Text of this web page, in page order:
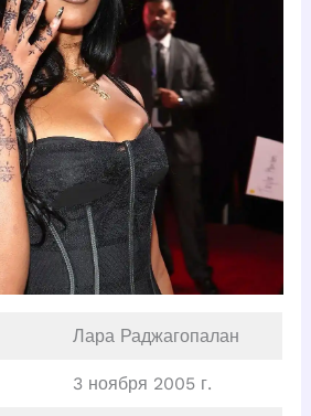
Лара Раджагопалан
3 ноября 2005 г.